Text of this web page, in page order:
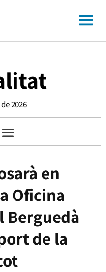
2026
en
Oficina
Berguedà
de la